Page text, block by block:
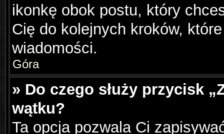
ikonkę obok postu, który
Cię do kolejnych kroków,
wiadomości.
Góra
» Do czego służy przycisk
wątku?
Ta opcja pozwala Ci